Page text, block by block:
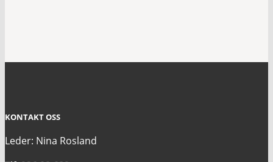
KONTAKT OSS
Leder: Nina Rosland